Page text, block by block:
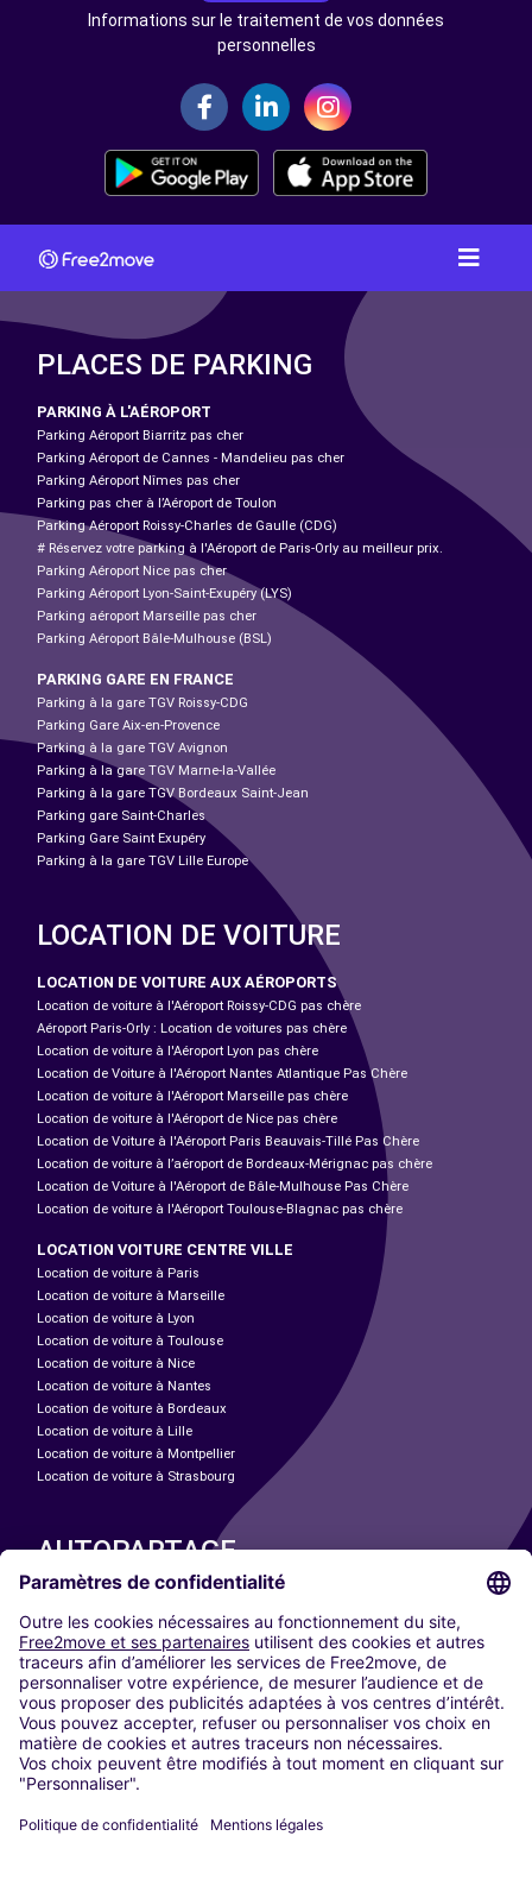
Informations sur le traitement de vos données
personnelles
PLACES DE PARKING
PARKING À L'AÉROPORT
Parking Aéroport Biarritz pas cher
Parking Aéroport de Cannes - Mandelieu pas cher
Parking Aéroport Nîmes pas cher
Parking pas cher à l’Aéroport de Toulon
Parking Aéroport Roissy-Charles de Gaulle (CDG)
# Réservez votre parking à l'Aéroport de Paris-Orly au meilleur prix.
Parking Aéroport Nice pas cher
Parking Aéroport Lyon-Saint-Exupéry (LYS)
Parking aéroport Marseille pas cher
Parking Aéroport Bâle-Mulhouse (BSL)
PARKING GARE EN FRANCE
Parking à la gare TGV Roissy-CDG
Parking Gare Aix-en-Provence
Parking à la gare TGV Avignon
Parking à la gare TGV Marne-la-Vallée
Parking à la gare TGV Bordeaux Saint-Jean
Parking gare Saint-Charles
Parking Gare Saint Exupéry
Parking à la gare TGV Lille Europe
LOCATION DE VOITURE
LOCATION DE VOITURE AUX AÉROPORTS
Location de voiture à l'Aéroport Roissy-CDG pas chère
Aéroport Paris-Orly : Location de voitures pas chère
Location de voiture à l'Aéroport Lyon pas chère
Location de Voiture à l'Aéroport Nantes Atlantique Pas Chère
Location de voiture à l'Aéroport Marseille pas chère
Location de voiture à l'Aéroport de Nice pas chère
Location de Voiture à l'Aéroport Paris Beauvais-Tillé Pas Chère
Location de voiture à l’aéroport de Bordeaux-Mérignac pas chère
Location de Voiture à l'Aéroport de Bâle-Mulhouse Pas Chère
Location de voiture à l'Aéroport Toulouse-Blagnac pas chère
LOCATION VOITURE CENTRE VILLE
Location de voiture à Paris
Location de voiture à Marseille
Location de voiture à Lyon
Location de voiture à Toulouse
Location de voiture à Nice
Location de voiture à Nantes
Location de voiture à Bordeaux
Location de voiture à Lille
Location de voiture à Montpellier
Location de voiture à Strasbourg
AUTOPARTAGE
Paris
Madrid
Washington DC
Milan
Rome
Turin
Vienne
Berlin
Düsseldorf